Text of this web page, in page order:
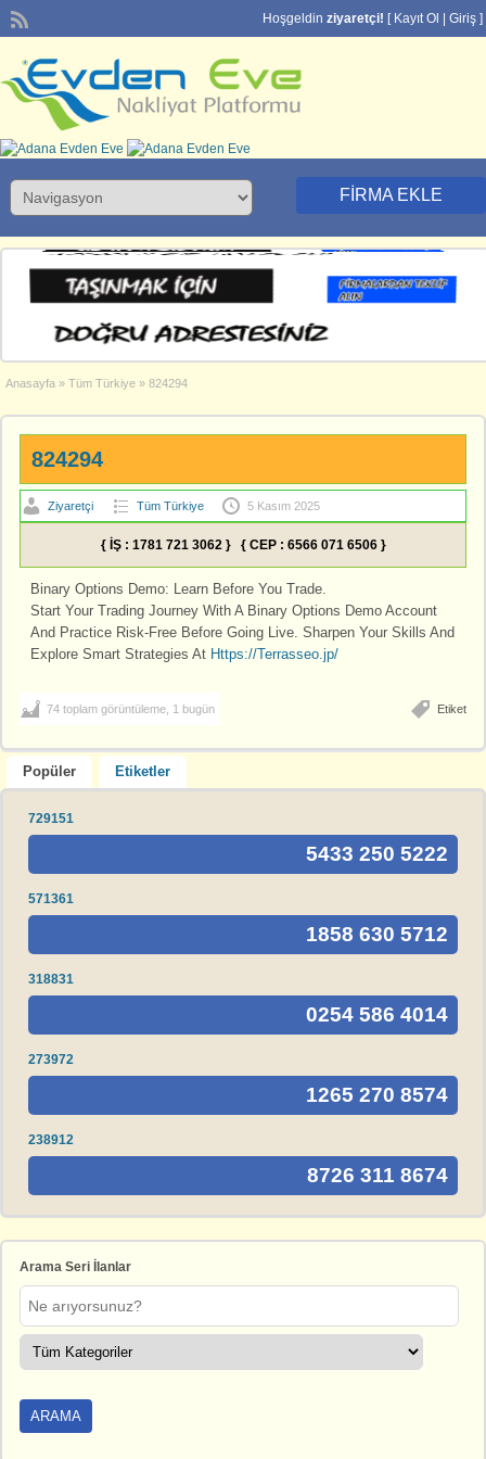
Hoşgeldin ziyaretçi! [ Kayıt Ol Giriş ]
FIRMA EKLE
Anasayfa » Tüm Türkiye » 824294
824294
Ziyaretçi Tüm Türkiye 5 Kasım 2025
{ İŞ : 1781 721 3062 } { CEP : 6566 071 6506 }
Binary Options Demo: Learn Before You Trade.
Start Your Trading Journey With A Binary Options Demo Account
And Practice Risk-Free Before Going Live. Sharpen Your Skills And
Explore Smart Strategies At Https://Terrasseo.jp/
Etiket
74 toplam görüntüleme, 1 bugün
Popüler Etiketler
729151
5433 250 5222
571361
1858 630 5712
318831
0254 586 4014
273972
1265 270 8574
238912
8726 311 8674
Arama Seri İlanlar